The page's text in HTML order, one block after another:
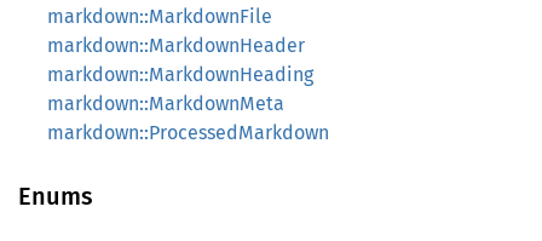
markdown::MarkdownFile
markdown::MarkdownHeader
markdown::MarkdownHeading
markdown::MarkdownMeta
markdown::ProcessedMarkdown
Enums